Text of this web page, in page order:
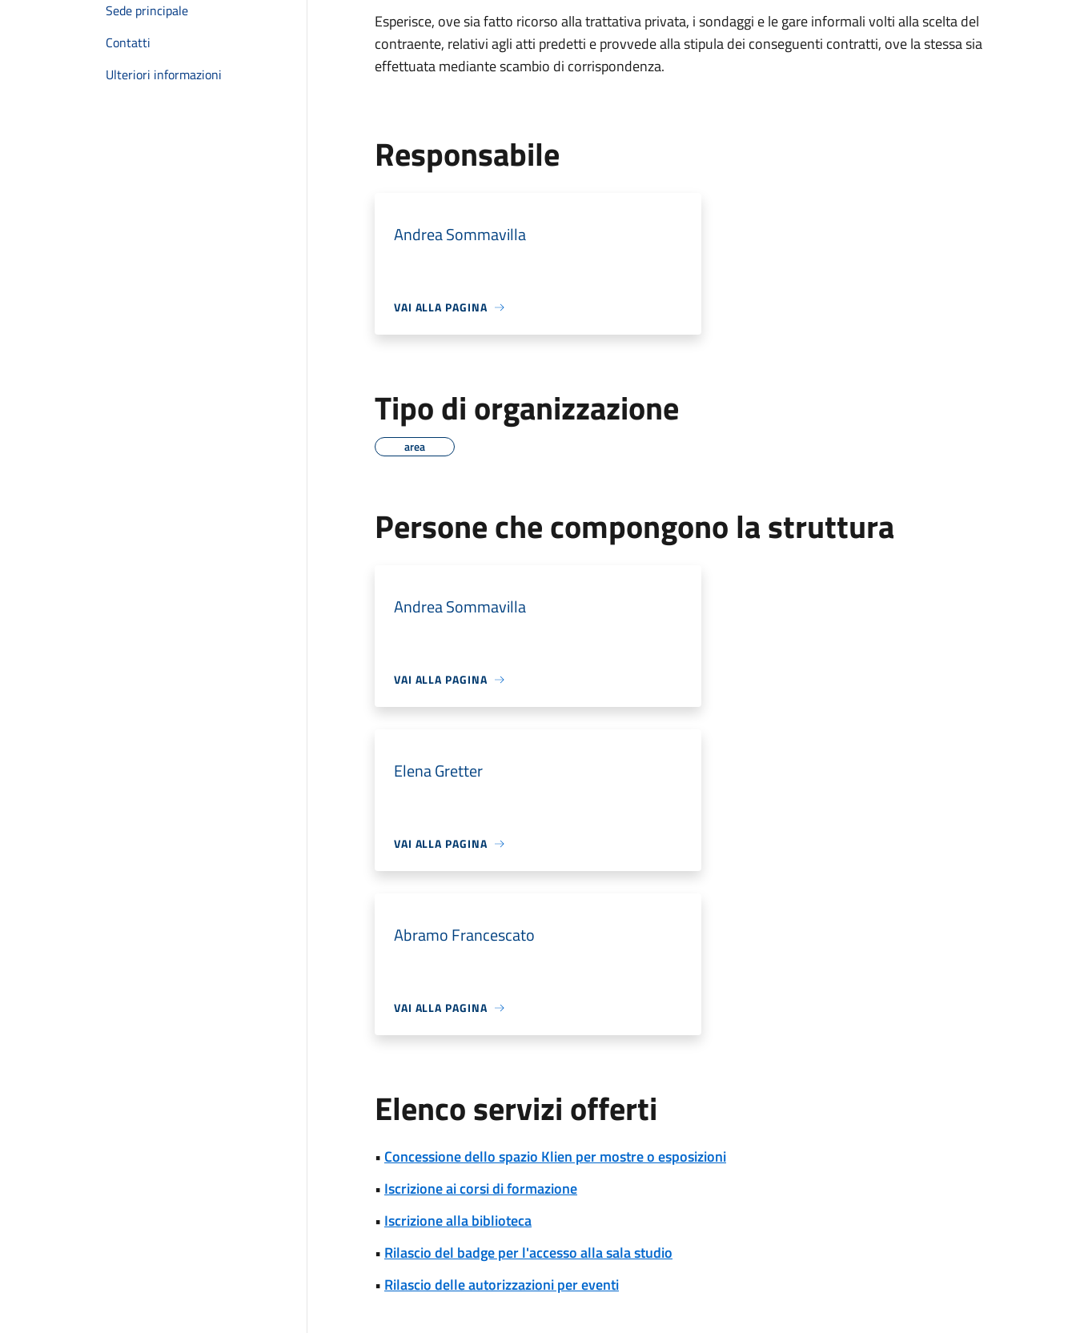
Sede principale
Contatti
Ulteriori informazioni
Esperisce, ove sia fatto ricorso alla trattativa privata, i sondaggi e le gare informali volti alla scelta del
contraente, relativi agli atti predetti e provvede alla stipula dei conseguenti contratti, ove la stessa sia
effettuata mediante scambio di corrispondenza.
Responsabile
Andrea Sommavilla
VAI ALLA PAGINA
Tipo di organizzazione
area
Persone che compongono la struttura
Andrea Sommavilla
VAI ALLA PAGINA
Elena Gretter
VAI ALLA PAGINA
Abramo Francescato
VAI ALLA PAGINA
Elenco servizi offerti
• Concessione dello spazio Klien per mostre o esposizioni
• Iscrizione ai corsi di formazione
• Iscrizione alla biblioteca
• Rilascio del badge per l'accesso alla sala studio
• Rilascio delle autorizzazioni per eventi